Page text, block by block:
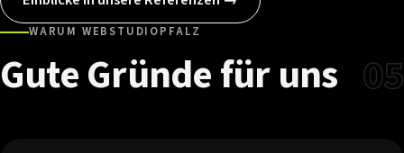
WARUM WEBSTUDIOPFALZ
GuteGründefüruns 05